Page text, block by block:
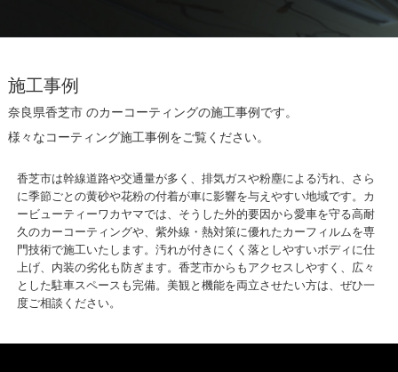
施工事例
奈良県香芝市 のカーコーティングの施工事例です。
様々なコーティング施工事例をご覧ください。
香芝市は幹線道路や交通量が多く、排気ガスや粉塵による汚れ、さら
に季節ごとの黄砂や花粉の付着が車に影響を与えやすい地域です。カ
ービューティーワカヤマでは、そうした外的要因から愛車を守る高耐
久のカーコーティングや、紫外線・熱対策に優れたカーフィルムを専
門技術で施工いたします。汚れが付きにくく落としやすいボディに仕
上げ、内装の劣化も防ぎます。香芝市からもアクセスしやすく、広々
とした駐車スペースも完備。美観と機能を両立させたい方は、ぜひ一
度ご相談ください。